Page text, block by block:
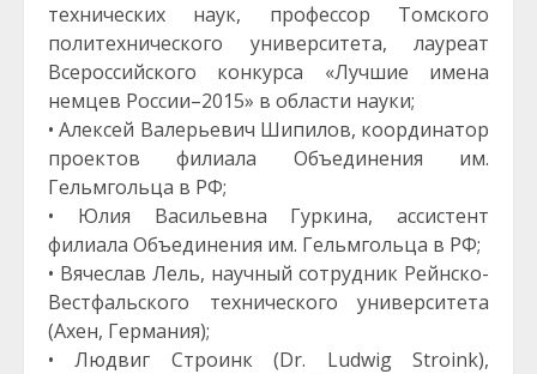
технических наук, профессор Томского
политехнического университета, лауреат
Всероссийского конкурса «Лучшие имена
немцев России–2015» в области науки;
• Алексей Валерьевич Шипилов, координатор
проектов филиала Объединения им.
Гельмгольца в РФ;
• Юлия Васильевна Гуркина, ассистент
филиала Объединения им. Гельмгольца в РФ;
• Вячеслав Лель, научный сотрудник Рейнско-
Вестфальского технического университета
(Ахен, Германия);
• Людвиг Строинк (Dr. Ludwig Stroink),